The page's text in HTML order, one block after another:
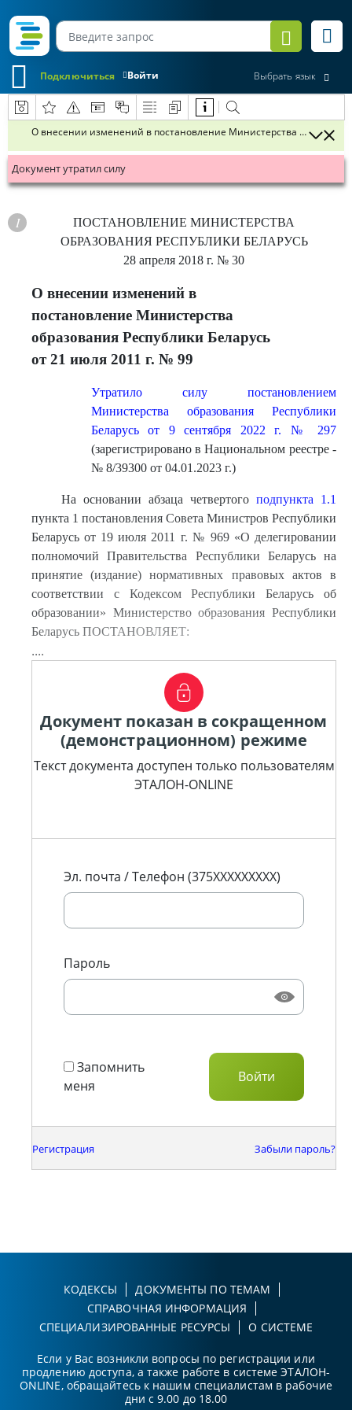
Войти
Подключиться Выбрать язык
О внесении изменений в постановление Министерства
Документ утратил силу
ПОСТАНОВЛЕНИЕ МИНИСТЕРСТВА
ОБРАЗОВАНИЯ РЕСПУБЛИКИ БЕЛАРУСЬ
28 апреля 2018 г. № 30
О внесении изменений в
постановление Министерства
образования Республики Беларусь
от 21 июля 2011 г. № 99
Утратило силу постановлением
Министерства образования Республики
Беларусь от 9 сентября 2022 г. № 297
(зарегистрировано в Национальном реестре -
№ 8/39300 от 04.01.2023 г.)
На основании абзаца четвертого подпункта 1.1
пункта 1 постановления Совета Министров Республики
Беларусь от 19 июля 2011 г. № 969 «О делегировании
полномочий Правительства Республики Беларусь на
принятие (издание) нормативных правовых актов в
соответствии с Кодексом Республики Беларусь об
образовании» Министерство образования Республики
Беларусь ПОСТАНОВЛЯЕТ:
....
Документ показан в сокращенном
(демонстрационном) режиме
Текст документа доступен только пользователям
ЭТАЛОН-ONLINE
Эл. почта / Телефон (375XXXXXXXXX)
Пароль
Запомнить
меня
Регистрация Забыли пароль?
КОДЕКСЫ
ДОКУМЕНТЫ ПО ТЕМАМ
СПРАВОЧНАЯ ИНФОРМАЦИЯ
СПЕЦИАЛИЗИРОВАННЫЕ РЕСУРСЫ
О СИСТЕМЕ
Если у Вас возникли вопросы по регистрации или
продлению доступа, а также работе в системе ЭТАЛОН-
ONLINE, обращайтесь к нашим специалистам в рабочие
дни с 9.00 до 18.00